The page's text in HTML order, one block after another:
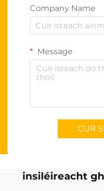
Company Name
Message
CUR
insiléireacht